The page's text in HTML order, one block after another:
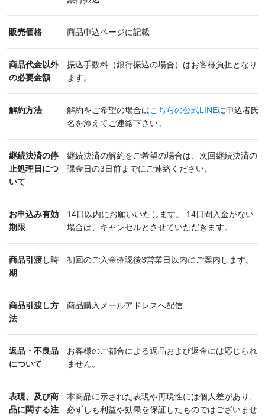
販売価格 商品申込ページに記載
商品代金以外
の必要金額
振込手数料（銀行振込の場合）はお客様負担となり
ます。
解約方法 解約をご希望の場合はこちらの公式LINEに申込者氏
名を添えてご連絡下さい。
継続決済の停
止処理日につ
いて
継続決済の解約をご希望の場合は、次回継続決済の
課金日の3日前までにご連絡ください。
お申込み有効
期限
14日以内にお願いいたします。 14日間入金がない
場合は、キャンセルとさせていただきます。
商品引渡し時
期
初回のご入金確認後3営業日以内にご案内します。
商品引渡し方
法
商品購入メールアドレスへ配信
返品・不良品
について
お客様のご都合による返品および返金には応じられ
ません。
表現、及び商
品に関する注
本商品に示された表現や再現性には個人差があり、
必ずしも利益や効果を保証したものではございませ